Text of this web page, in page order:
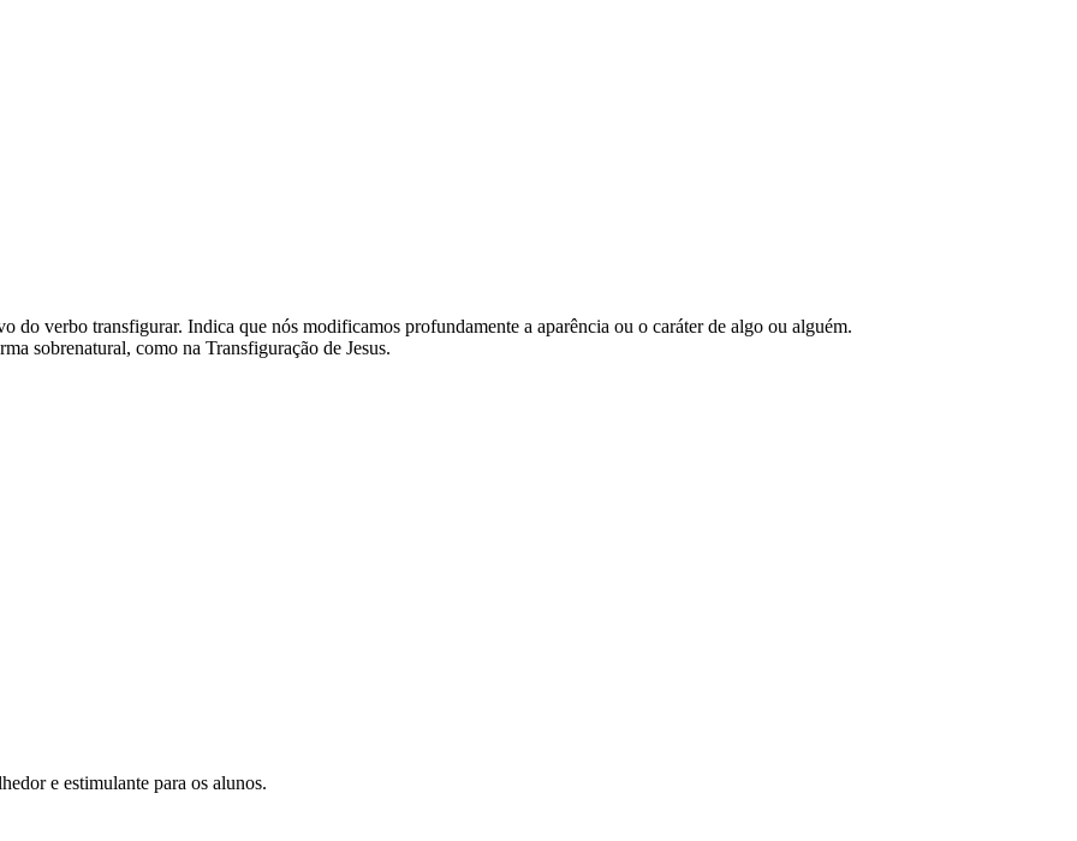
do verbo transfigurar. Indica que nós modificamos profundamente a aparência ou o caráter de algo ou alguém.
sobrenatural, como na Transfiguração de Jesus.
e estimulante para os alunos.